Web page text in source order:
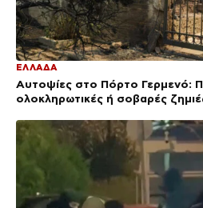
ΕΛΛΑΔΑ
Αυτοψίες στο Πόρτο Γερμενό:
ολοκληρωτικές ή σοβαρές